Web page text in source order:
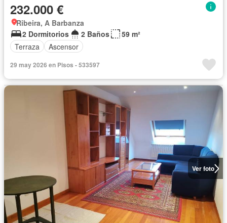
232.000 €
Ribeira, A Barbanza
2 Dormitorios
2 Baños
59 m²
Terraza
Ascensor
29 may 2026 en Pisos - 533597
Ver foto